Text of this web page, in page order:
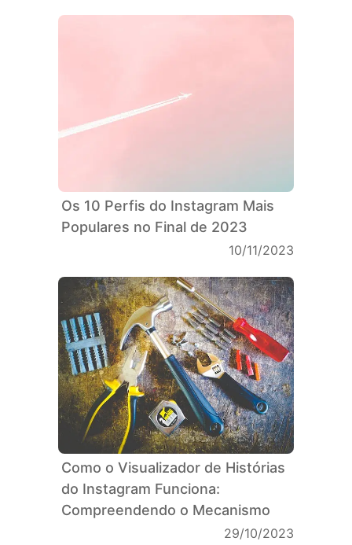
Os 10 Perfis do Instagram Mais
Populares no Final de 2023
10/11/2023
Como o Visualizador de Histórias
do Instagram Funciona:
Compreendendo o Mecanismo
29/10/2023